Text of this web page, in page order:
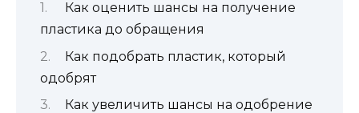
Как оценить шансы на получение
пластика до обращения
Как подобрать пластик, который
одобрят
Как увеличить шансы на одобрение